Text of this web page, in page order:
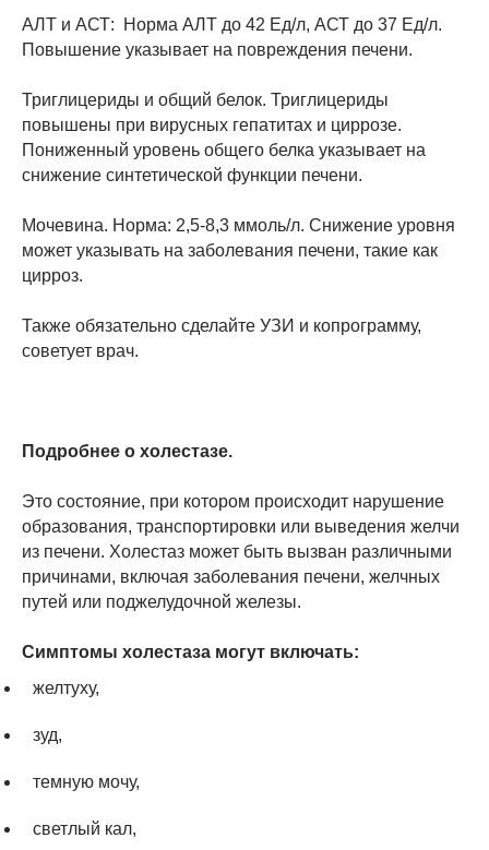
АЛТ и АСТ: Норма АЛТ до 42 Ед/л, АСТ до 37 Ед/л.
Повышение указывает на повреждения печени.
Триглицериды и общий белок. Триглицериды
повышены при вирусных гепатитах и циррозе.
Пониженный уровень общего белка указывает на
снижение синтетической функции печени.
Мочевина. Норма: 2,5-8,3 ммоль/л. Снижение уровня
может указывать на заболевания печени, такие как
цирроз.
Также обязательно сделайте УЗИ и копрограмму,
советует врач.
Подробнее о холестазе.
Это состояние, при котором происходит нарушение
образования, транспортировки или выведения желчи
из печени. Холестаз может быть вызван различными
причинами, включая заболевания печени, желчных
путей или поджелудочной железы.
Симптомы холестаза могут включать:
желтуху,
зуд,
темную мочу,
светлый кал,